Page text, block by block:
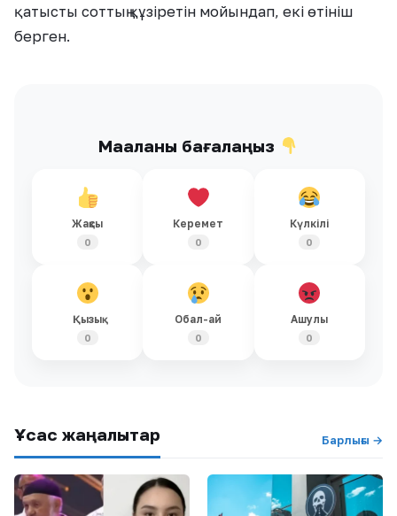
қатысты соттың құзіретін мойындап, екі өтініш
берген.
Мақаланы бағалаңыз
Жақсы
0
Керемет
0
Күлкілі
0
Қызық
0
Обал-ай
0
Ашулы
0
Ұқсас жаңалықтар Барлығы →